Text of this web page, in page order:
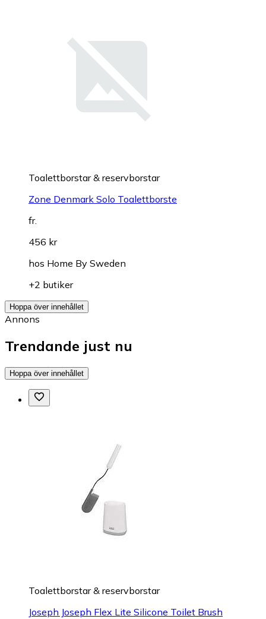
Toalettborstar & reservborstar
Zone Denmark Solo Toalettborste
fr.
456 kr
hos Home By Sweden
+2 butiker
Hoppa över innehållet
Annons
Trendande just nu
Hoppa över innehållet
Toalettborstar & reservborstar
Joseph Joseph Flex Lite Silicone Toilet Brush